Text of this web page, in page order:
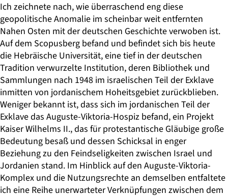
Ich zeichnete nach, wie überraschend eng diese
geopolitische Anomalie im scheinbar weit entfernten
Nahen Osten mit der deutschen Geschichte verwoben ist.
Auf dem Scopusberg befand und befindet sich bis heute
die Hebräische Universität, eine tief in der deutschen
Tradition verwurzelte Institution, deren Bibliothek und
Sammlungen nach 1948 im israelischen Teil der Exklave
inmitten von jordanischem Hoheitsgebiet zurückblieben.
Weniger bekannt ist, dass sich im jordanischen Teil der
Exklave das Auguste-Viktoria-Hospiz befand, ein Projekt
Kaiser Wilhelms II., das für protestantische Gläubige große
Bedeutung besaß und dessen Schicksal in enger
Beziehung zu den Feindseligkeiten zwischen Israel und
Jordanien stand. Im Hinblick auf den Auguste-Viktoria-
Komplex und die Nutzungsrechte an demselben entfaltete
ich eine Reihe unerwarteter Verknüpfungen zwischen dem